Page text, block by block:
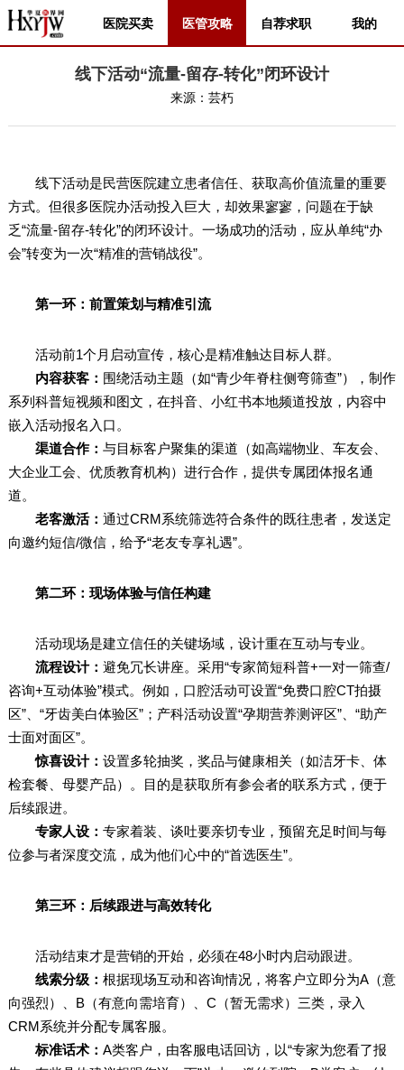
医院买卖 医管攻略 自荐求职 我的
线下活动“流量-留存-转化”闭环设计
来源： 芸朽
线下活动是民营医院建立患者信任、获取高价值流量的重要
方式。但很多医院办活动投入巨大，却效果寥寥，问题在于缺
乏“流量-留存-转化”的闭环设计。一场成功的活动，应从单纯“办
会”转变为一次“精准的营销战役”。
第一环：前置策划与精准引流
活动前1个月启动宣传，核心是精准触达目标人群。
内容获客： 围绕活动主题（如“青少年脊柱侧弯筛查”），制作
系列科普短视频和图文，在抖音、小红书本地频道投放，内容中
嵌入活动报名入口。
渠道合作： 与目标客户聚集的渠道（如高端物业、车友会、
大企业工会、优质教育机构）进行合作，提供专属团体报名通
道。
老客激活： 通过CRM系统筛选符合条件的既往患者，发送定
向邀约短信/微信，给予“老友专享礼遇”。
第二环：现场体验与信任构建
活动现场是建立信任的关键场域，设计重在互动与专业。
流程设计： 避免冗长讲座。采用“专家简短科普+一对一筛查/
咨询+互动体验”模式。例如，口腔活动可设置“免费口腔CT拍摄
区”、“牙齿美白体验区”；产科活动设置“孕期营养测评区”、“助产
士面对面区”。
惊喜设计： 设置多轮抽奖，奖品与健康相关（如洁牙卡、体
检套餐、母婴产品）。目的是获取所有参会者的联系方式，便于
后续跟进。
专家人设： 专家着装、谈吐要亲切专业，预留充足时间与每
位参与者深度交流，成为他们心中的“首选医生”。
第三环：后续跟进与高效转化
活动结束才是营销的开始，必须在48小时内启动跟进。
线索分级： 根据现场互动和咨询情况，将客户立即分为A（意
向强烈）、B（有意向需培育）、C（暂无需求）三类，录入
CRM系统并分配专属客服。
标准话术： A类客户，由客服电话回访，以“专家为您看了报